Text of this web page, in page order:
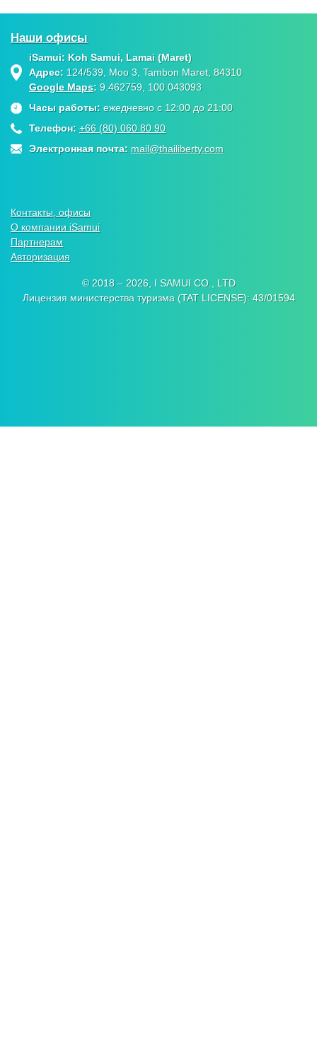
Наши офисы
iSamui: Koh Samui, Lamai (Maret)
Адрес: 124/539, Moo 3, Tambon Maret, 84310
Google Maps: 9.462759, 100.043093
Часы работы: ежедневно с 12:00 до 21:00
Телефон: +66 (80) 060 80 90
Электронная почта: mail@thailiberty.com
Контакты, офисы
О компании iSamui
Партнерам
Авторизация
© 2018 – 2026, I SAMUI CO., LTD
Лицензия министерства туризма (TAT LICENSE): 43/01594